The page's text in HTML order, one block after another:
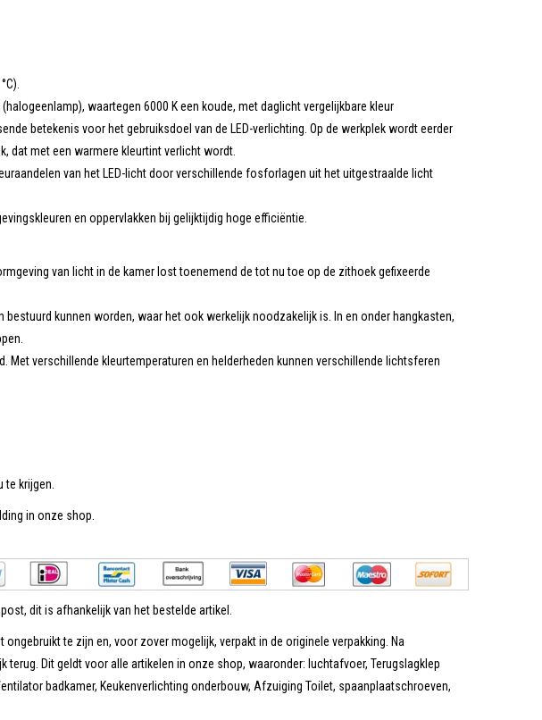
waartegen 6000 K een koude, met daglicht vergelijkbare kleur
betekenis voor het gebruiksdoel van de LED-verlichting. Op de werkplek wordt eerder
dat met een warmere kleurtint verlicht wordt.
van het LED-licht door verschillende fosforlagen uit het uitgestraalde licht
en oppervlakken bij gelijktijdig hoge efficiëntie.
van licht in de kamer lost toenemend de tot nu toe op de zithoek gefixeerde
kunnen worden, waar het ook werkelijk noodzakelijk is. In en onder hangkasten,
Met verschillende kleurtemperaturen en helderheden kunnen verschillende lichtsferen
krijgen.
in onze shop.
dit is afhankelijk van het bestelde artikel.
te zijn en, voor zover mogelijk, verpakt in de originele verpakking. Na
Dit geldt voor alle artikelen in onze shop, waaronder: luchtafvoer, Terugslagklep
badkamer, Keukenverlichting onderbouw, Afzuiging Toilet, spaanplaatschroeven,